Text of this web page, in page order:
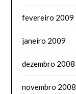
fevereiro 2009
janeiro 2009
dezembro 2008
novembro 2008